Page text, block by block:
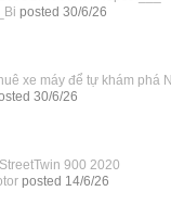
posted 30/6/26
xe máy để tự khám phá
30/6/26
900 2020
posted 14/6/26